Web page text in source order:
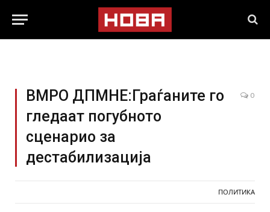
ВМРО ДПМНЕ:Граѓаните го
гледаат погубното
сценарио за
дестабилизација
0
ПОЛИТИКА